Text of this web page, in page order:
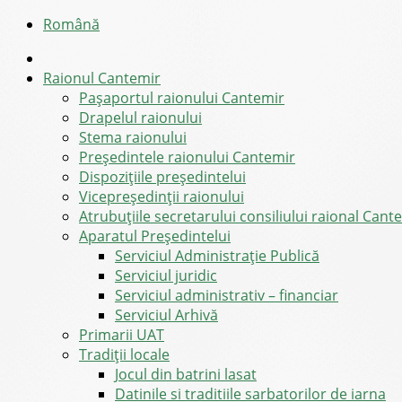
Română
Raionul Cantemir
Pașaportul raionului Cantemir
Drapelul raionului
Stema raionului
Preşedintele raionului Cantemir
Dispozițiile președintelui
Vicepreşedinţii raionului
Atrubuțiile secretarului consiliului raional
Aparatul Preşedintelui
Serviciul Administraţie Publică
Serviciul juridic
Serviciul administrativ – financiar
Serviciul Arhivă
Primarii UAT
Tradiții locale
Jocul din batrini lasat
Datinile si traditiile sarbatorilor de iarna